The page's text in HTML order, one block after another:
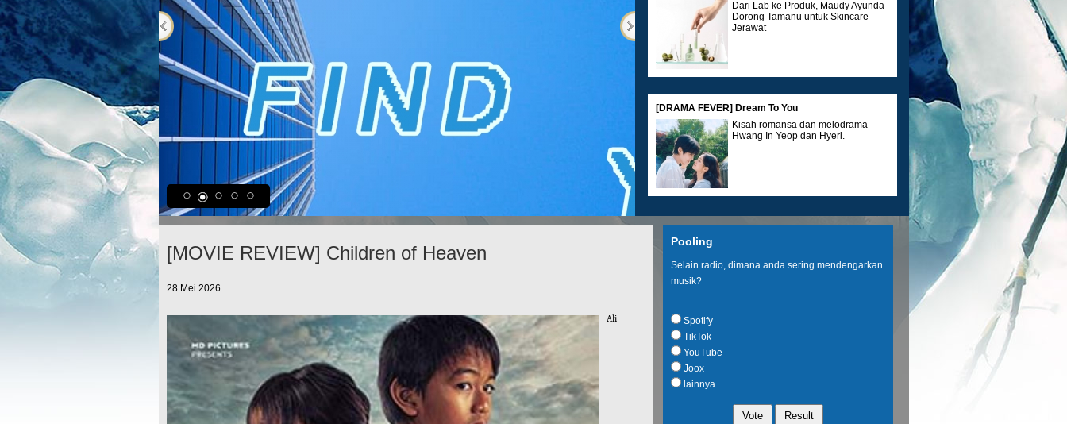
Dari Lab ke Produk, Maudy Ayunda
Dorong Tamanu untuk Skincare
Jerawat
[DRAMA FEVER] Dream To You
Kisah romansa dan melodrama
Hwang In Yeop dan Hyeri.
[MOVIE REVIEW] Spider-Man: Brand New Day
mengendalikan perubahan
[SHOPPING GUIDE] Parfum dan Lip Tint MAJIKA
[MOVIE REVIEW] Children of Heaven
28 Mei 2026
Ali
Pooling
Selain radio, dimana anda sering mendengarkan
musik?
Spotify
TikTok
YouTube
Joox
lainnya